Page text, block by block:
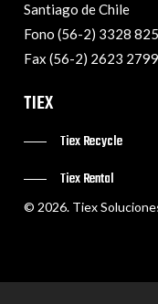
Santiago de Chile
Fono (56-2) 3328
Fax (56-2) 2623 2799
TIEX
Tiex Recycle
Tiex Rental
© 2026. Tiex